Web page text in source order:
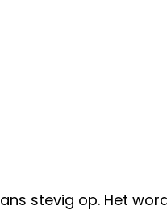
stevig op. Het